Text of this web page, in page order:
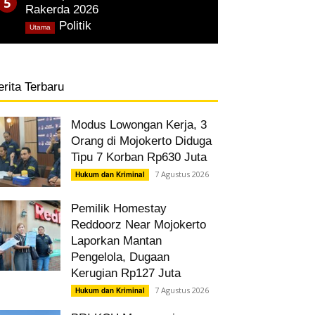
Rakerda 2026
Politik
Utama
Terbaru
Modus Lowongan Kerja, 3
Orang di Mojokerto Diduga
Tipu 7 Korban Rp630 Juta
Hukum dan Kriminal 7 Agustus 2026
Pemilik Homestay
Reddoorz Near Mojokerto
Laporkan Mantan
Pengelola, Dugaan
Kerugian Rp127 Juta
Hukum dan Kriminal 7 Agustus 2026